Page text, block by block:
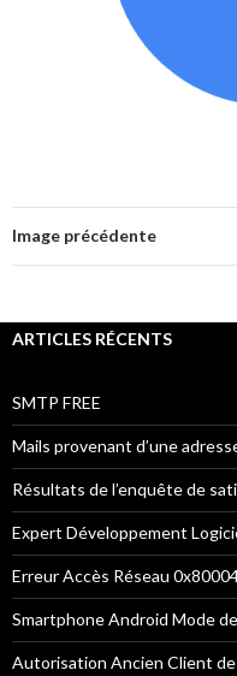
Image précédente
ARTICLES RÉCENTS
SMTP FREE
Mails provenant d’une
Résultats de l’enquête de
Expert Développement
Erreur Accès Réseau
Smartphone Android Mode
Autorisation Ancien Client